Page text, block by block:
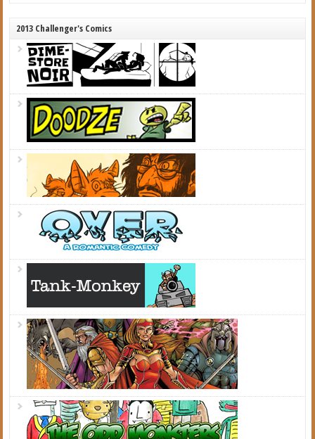
2013 Challenger's Comics